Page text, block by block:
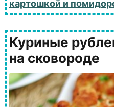
картошкой и
Куриные
на сковороде